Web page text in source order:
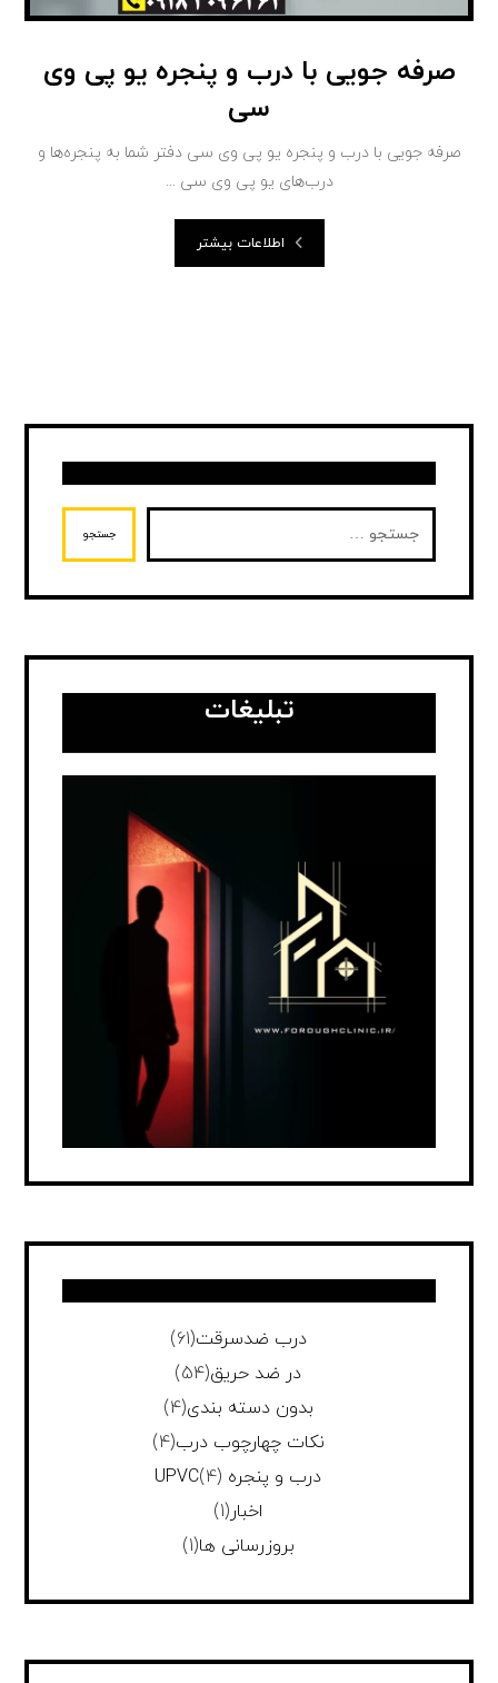
صرفه جویی با درب و پنجره یو پی وی
سی
صرفه جویی با درب و پنجره یو پی وی سی دفتر شما به پنجره‌ها و
درب‌های یو پی وی سی ...
اطلاعات بیشتر
جستجو
تبلیغات
درب ضدسرقت(61)
در ضد حریق(54)
بدون دسته بندی(4)
نکات چهارچوب درب(4)
درب و پنجره UPVC (4)
اخبار(1)
بروزرسانی ها(1)